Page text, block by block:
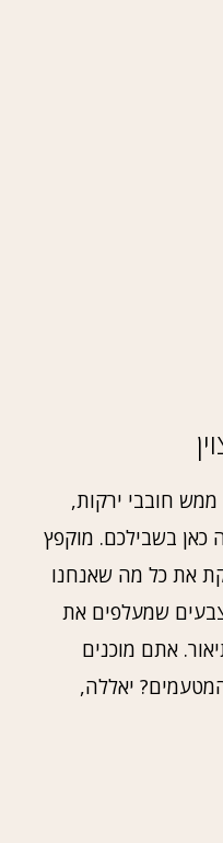
חובבי ירקות,
כאן בשבילכם. מוקפץ
את כל מה שאנחנו
שמעלפים את
אתם מוכנים
יאללה,